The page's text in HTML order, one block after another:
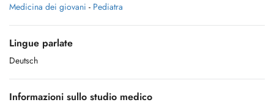
Medicina dei giovani - Pediatra
Lingue parlate
Deutsch
Informazioni sullo studio medico